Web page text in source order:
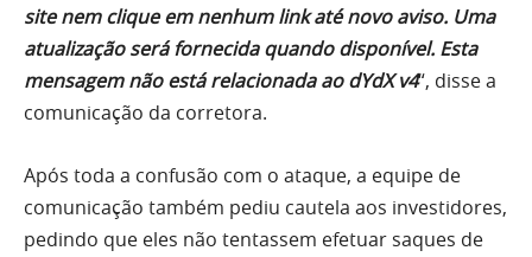
site nem clique em nenhum link até novo aviso. Uma
atualização será fornecida quando disponível. Esta
mensagem não está relacionada ao dYdX v4“, disse a
comunicação da corretora.
Após toda a confusão com o ataque, a equipe de
comunicação também pediu cautela aos investidores,
pedindo que eles não tentassem efetuar saques de